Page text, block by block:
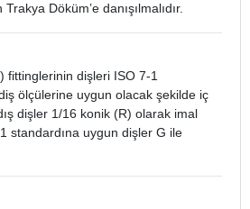
Döküm’e danışılmalıdır.
) fittinglerinin dişleri ISO 7-1
ölçülerine uygun olacak şekilde iç
dişler 1/16 konik (R) olarak imal
standardına uygun dişler G ile